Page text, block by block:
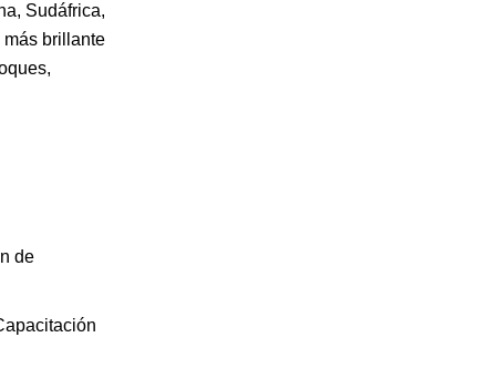
Sudáfrica,
más brillante
de